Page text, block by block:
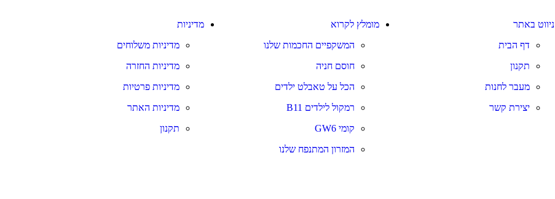
ניווט באתר
דף הבית
תקנון
מעבר לחנות
יצירת קשר
מומלץ לקרוא
המשקפיים החכמות שלנו
חוסם חניה
הכל על טאבלט ילדים
רמקול לילדים B11
קומי GW6
המזרון המתנפח שלנו
מדיניות
מדיניות משלוחים
מדיניות החזרה
מדיניות פרטיות
מדיניות האתר
תקנון